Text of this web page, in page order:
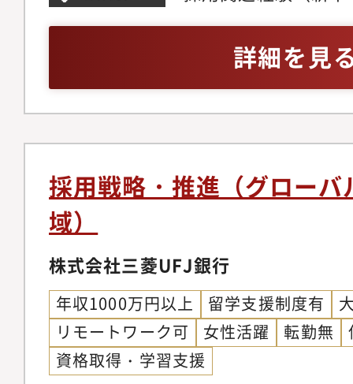
ど）・様々なコミュ
の立案及び実行経験
テークホルダーと協
折衝力（リクエスト
時には異なる提案を
を進められる柔軟な
力・高い誠実性と機
基本的な理解
詳細を見
採用戦略・推進（グロー
域）
株式会社三菱UFJ銀行
年収1000万円以上 留学支援制度有
リモートワーク可
女性活躍 転勤無
資格取得・学習支援